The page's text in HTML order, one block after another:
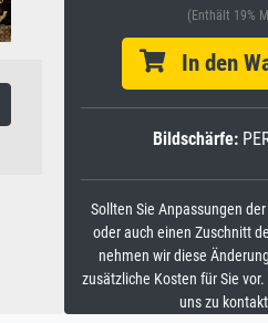
(Enthält 19%
In den
Bildschärfe:
Sollten Sie Anpassungen
oder auch einen Zuschnitt
nehmen wir diese
zusätzliche Kosten für Sie
uns zu